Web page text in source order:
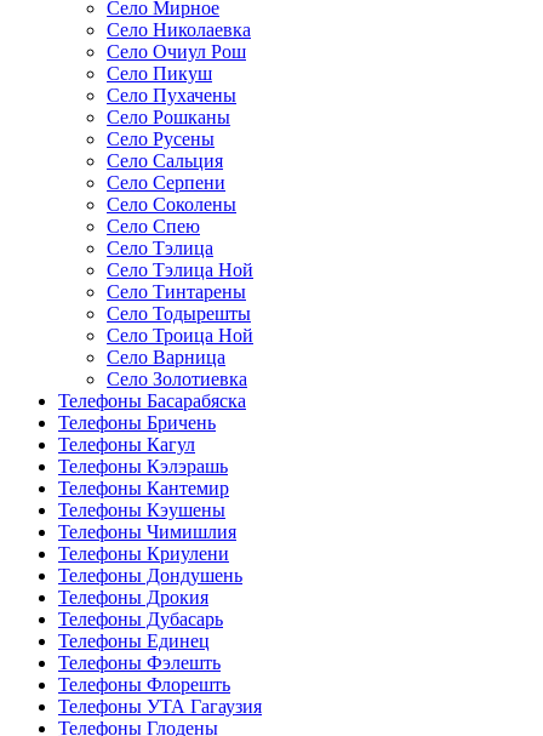
Село Мирное
Село Николаевка
Село Очиул Рош
Село Пикуш
Село Пухачены
Село Рошканы
Село Русены
Село Сальция
Село Серпени
Село Соколены
Село Спею
Село Тэлица
Село Тэлица Ной
Село Тинтарены
Село Тодырешты
Село Троица Ной
Село Варница
Село Золотиевка
Телефоны Басарабяска
Телефоны Бричень
Телефоны Кагул
Телефоны Кэлэрашь
Телефоны Кантемир
Телефоны Кэушены
Телефоны Чимишлия
Телефоны Криулени
Телефоны Дондушень
Телефоны Дрокия
Телефоны Дубасарь
Телефоны Единец
Телефоны Фэлешть
Телефоны Флорешть
Телефоны УТА Гагаузия
Телефоны Глодены